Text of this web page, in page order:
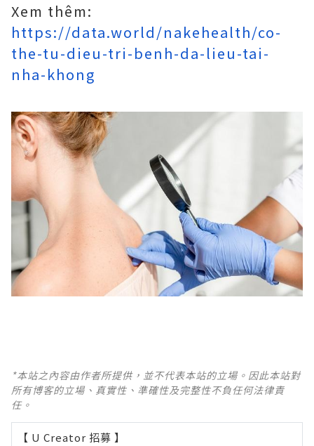
Xem thêm:
https://data.world/nakehealth/co-
the-tu-dieu-tri-benh-da-lieu-tai-
nha-khong
*本站之內容由作者所提供，並不代表本站的立場。因此本站對
所有博客的立場、真實性、準確性及完整性不負任何法律責
任。
【 U Creator 招募 】